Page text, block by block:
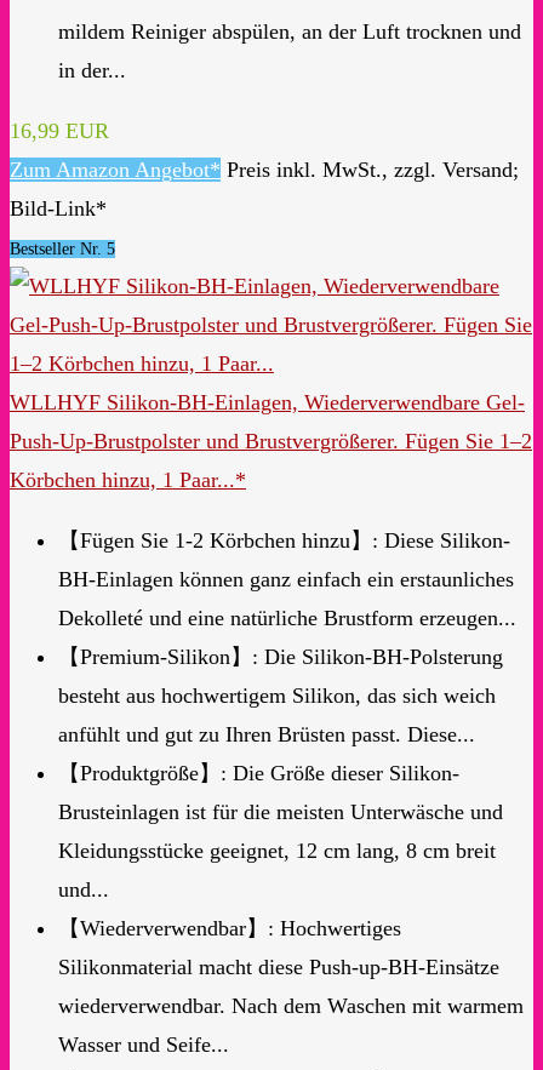
mildem Reiniger abspülen, an der Luft trocknen und
in der...
16,99 EUR
Zum Amazon Angebot* Preis inkl. MwSt., zzgl. Versand;
Bild-Link*
Bestseller Nr. 5
WLLHYF Silikon-BH-Einlagen, Wiederverwendbare Gel-
Push-Up-Brustpolster und Brustvergrößerer. Fügen Sie 1–2
Körbchen hinzu, 1 Paar...*
【Fügen Sie 1-2 Körbchen hinzu】: Diese Silikon-
BH-Einlagen können ganz einfach ein erstaunliches
Dekolleté und eine natürliche Brustform erzeugen...
【Premium-Silikon】: Die Silikon-BH-Polsterung
besteht aus hochwertigem Silikon, das sich weich
anfühlt und gut zu Ihren Brüsten passt. Diese...
【Produktgröße】: Die Größe dieser Silikon-
Brusteinlagen ist für die meisten Unterwäsche und
Kleidungsstücke geeignet, 12 cm lang, 8 cm breit
und...
【Wiederverwendbar】: Hochwertiges
Silikonmaterial macht diese Push-up-BH-Einsätze
wiederverwendbar. Nach dem Waschen mit warmem
Wasser und Seife...